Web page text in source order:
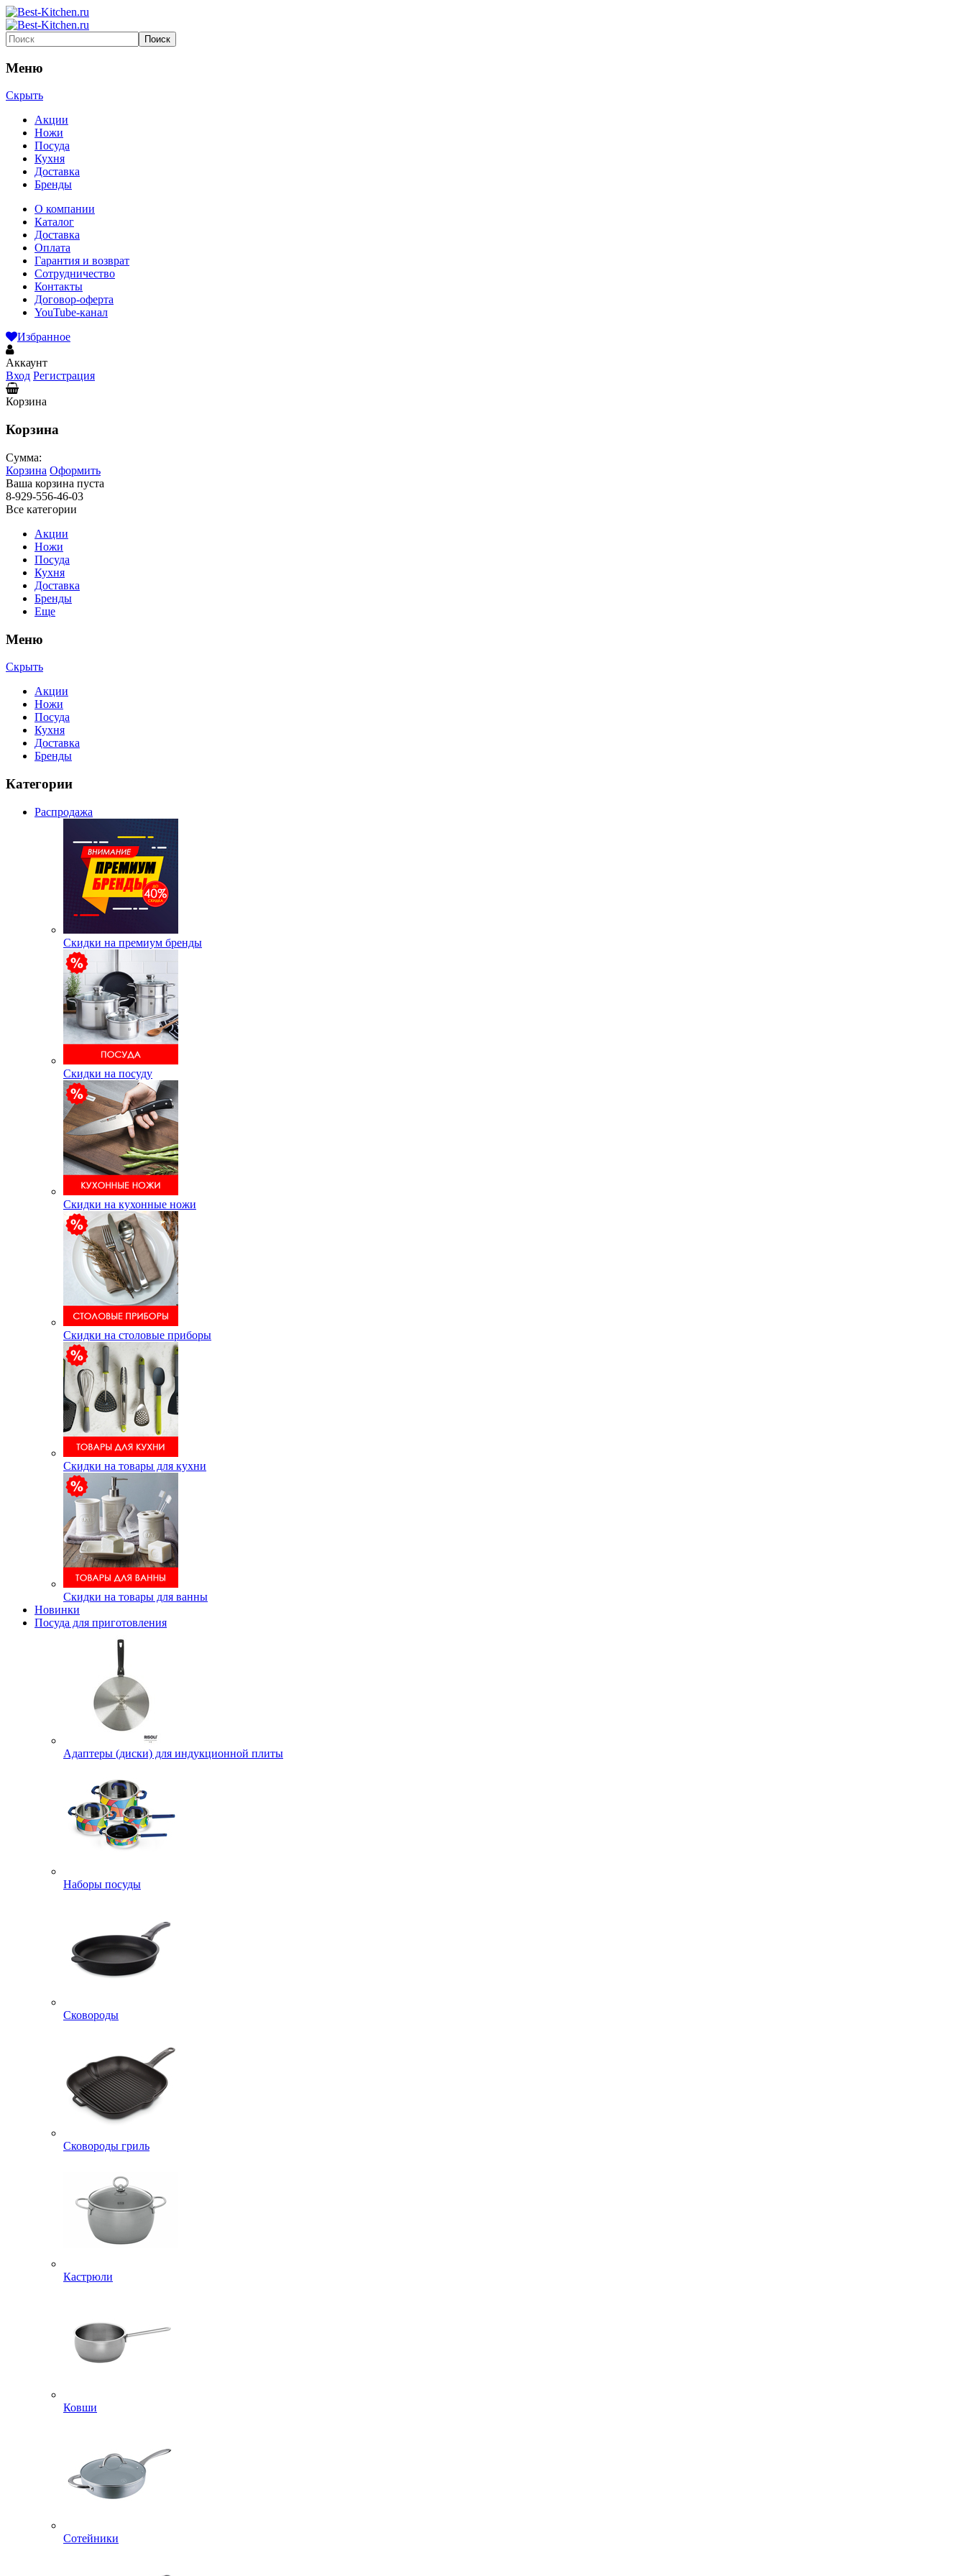
Меню
Скрыть
Акции
Ножи
Посуда
Кухня
Доставка
Бренды
О компании
Каталог
Доставка
Оплата
Гарантия и возврат
Сотрудничество
Контакты
Договор-оферта
YouTube-канал
Избранное
Аккаунт
Вход Регистрация
Корзина
Корзина
Сумма:
Корзина Оформить
Ваша корзина пуста
8-929-556-46-03
Все категории
Акции
Ножи
Посуда
Кухня
Доставка
Бренды
Еще
Меню
Скрыть
Акции
Ножи
Посуда
Кухня
Доставка
Бренды
Категории
Распродажа
Скидки на премиум бренды
Скидки на посуду
Скидки на кухонные ножи
Скидки на столовые приборы
Скидки на товары для кухни
Скидки на товары для ванны
Новинки
Посуда для приготовления
Адаптеры (диски) для индукционной плиты
Наборы посуды
Сковороды
Сковороды гриль
Кастрюли
Ковши
Сотейники